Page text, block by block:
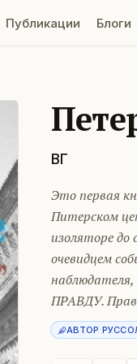
Публикации Блоги
ВГ
Это первая
Питерском
изоляторе до
очевидцем
ПРАВДУ.
АВТОР